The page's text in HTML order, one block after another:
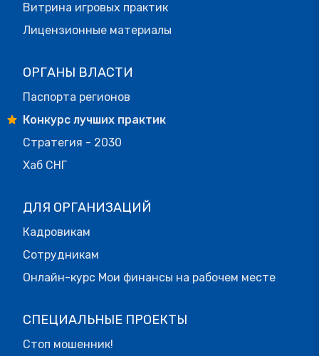
Витрина игровых практик
Лицензионные материалы
ОРГАНЫ ВЛАСТИ
Паспорта регионов
Конкурс лучших практик
Стратегия - 2030
Хаб СНГ
ДЛЯ ОРГАНИЗАЦИЙ
Кадровикам
Сотрудникам
Онлайн-курс Мои финансы на рабочем месте
СПЕЦИАЛЬНЫЕ ПРОЕКТЫ
Стоп мошенник!